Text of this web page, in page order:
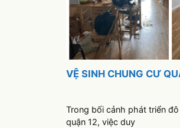
VỆ SINH CHUNG CƯ
Trong bối cảnh phát triển
quận 12, việc duy